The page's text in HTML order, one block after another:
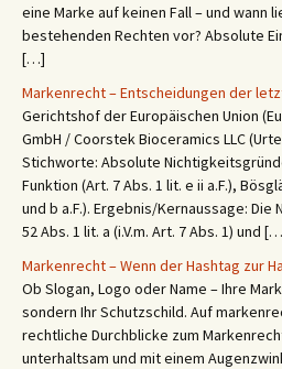
eine Marke auf keinen Fall – und wann
bestehenden Rechten vor? Absolute
[…]
Markenrecht – Entscheidungen der
Gerichtshof der Europäischen Union
GmbH / Coorstek Bioceramics LLC
Stichworte: Absolute
Funktion (Art. 7 Abs. 1 lit. e ii a.F.),
und b a.F.). Ergebnis/Kernaussage:
52 Abs. 1 lit. a (i.V.m. Art. 7 Abs. 1) und
Markenrecht – Wenn der Hashtag zur
Ob Slogan, Logo oder Name – Ihre
sondern Ihr Schutzschild. Auf
rechtliche Durchblicke zum
unterhaltsam und mit einem